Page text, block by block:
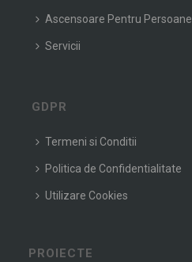
Ascensoare Pentru Persoane
Servicii
GDPR
Termeni si Conditii
Politica de Confidentialitate
Utilizare Cookies
PROIECTE